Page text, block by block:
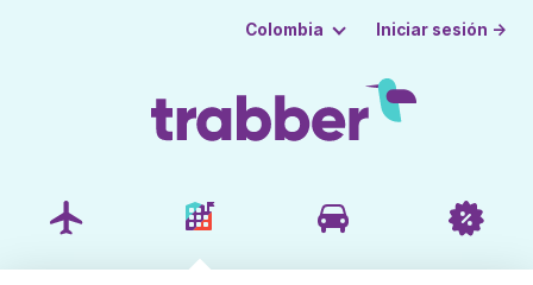
Colombia Iniciar sesión →